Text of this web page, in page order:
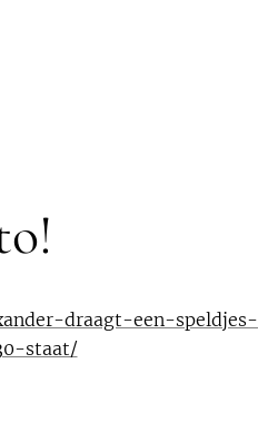
draagt-een-speldjes-
staat/